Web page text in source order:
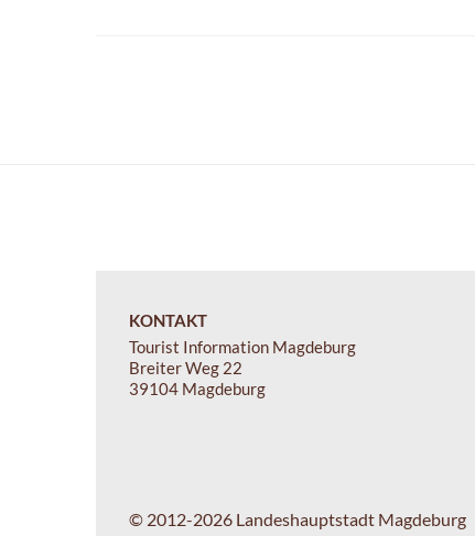
KONTAKT
Tourist Information Magdeburg
Breiter Weg 22
39104 Magdeburg
© 2012-2026 Landeshauptstadt Magdeburg